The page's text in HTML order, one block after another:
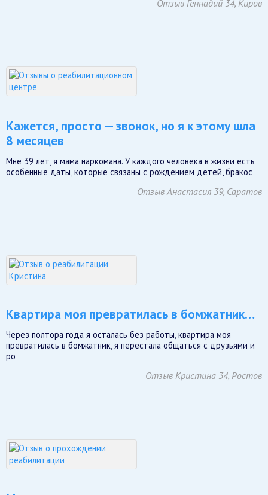
Отзыв Геннадий 34, Киров
Кажется, просто — звонок, но я к этому шла
8 месяцев
Мне 39 лет, я мама наркомана. У каждого человека в жизни есть
особенные даты, которые связаны с рождением детей, бракос
Отзыв Анастасия 39, Саратов
Квартира моя превратилась в бомжатник…
Через полтора года я осталась без работы, квартира моя
превратилась в бомжатник, я перестала общаться с друзьями и
ро
Отзыв Кристина 34, Ростов